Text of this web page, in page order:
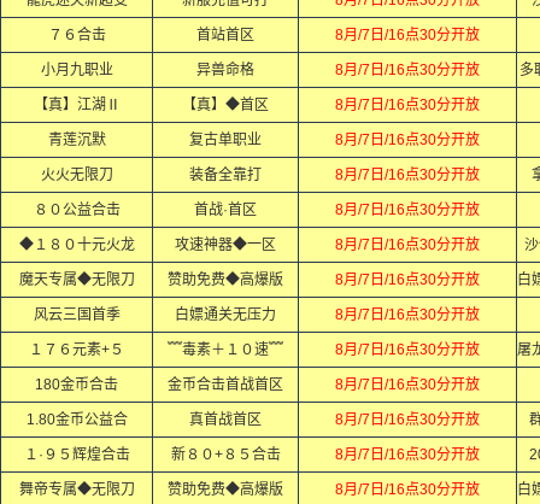
７６合击 首站首区 8月/7日/16点30分开放
小月九职业 异兽命格 8月/7日/16点30分开放 多
【真】江湖Ⅱ 【真】◆首区 8月/7日/16点30分开放
青莲沉默 复古单职业 8月/7日/16点30分开放
火火无限刀 装备全靠打 8月/7日/16点30分开放
８０公益合击 首战·首区 8月/7日/16点30分开放
◆１８０十元火龙 攻速神器◆一区 8月/7日/16点30分开放
魔天专属◆无限刀 赞助免费◆高爆版 8月/7日/16点30分开放
风云三国首季 白嫖通关无压力 8月/7日/16点30分开放
１７６元素+５ ﹌毒素＋１０速﹌ 8月/7日/16点30分开放
180金币合击 金币合击首战首区 8月/7日/16点30分开放
1.80金币公益合 真首战首区 8月/7日/16点30分开放
１·９５辉煌合击 新８０+８５合击 8月/7日/16点30分开放
舞帝专属◆无限刀 赞助免费◆高爆版 8月/7日/16点30分开放